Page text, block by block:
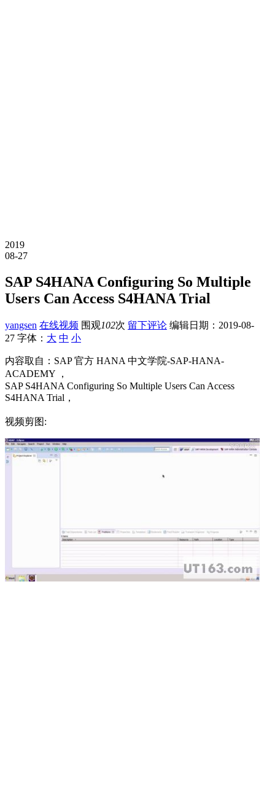
2019
08-27
SAP S4HANA Configuring So Multiple
Users Can Access S4HANA Trial
yangsen 在线视频 围观102次 留下评论 编辑日期： 2019-08-
27 字体： 大 中 小
内容取自：SAP 官方 HANA 中文学院-SAP-HANA-
ACADEMY ，
SAP S4HANA Configuring So Multiple Users Can Access
S4HANA Trial，
视频剪图: